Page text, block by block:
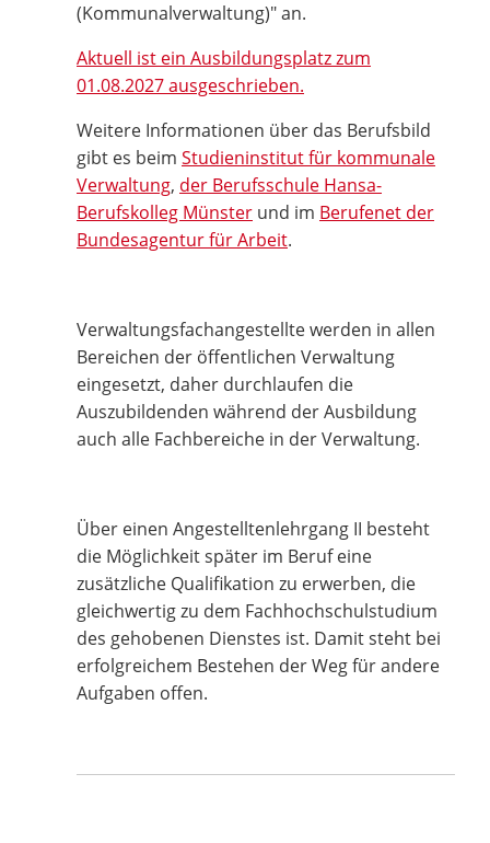
(Kommunalverwaltung)" an.
Aktuell ist ein Ausbildungsplatz zum
01.08.2027 ausgeschrieben.
Weitere Informationen über das Berufsbild
gibt es beim Studieninstitut für kommunale
Verwaltung, der Berufsschule Hansa-
Berufskolleg Münster und im Berufenet der
Bundesagentur für Arbeit.
Verwaltungsfachangestellte werden in allen
Bereichen der öffentlichen Verwaltung
eingesetzt, daher durchlaufen die
Auszubildenden während der Ausbildung
auch alle Fachbereiche in der Verwaltung.
Über einen Angestelltenlehrgang II besteht
die Möglichkeit später im Beruf eine
zusätzliche Qualifikation zu erwerben, die
gleichwertig zu dem Fachhochschulstudium
des gehobenen Dienstes ist. Damit steht bei
erfolgreichem Bestehen der Weg für andere
Aufgaben offen.